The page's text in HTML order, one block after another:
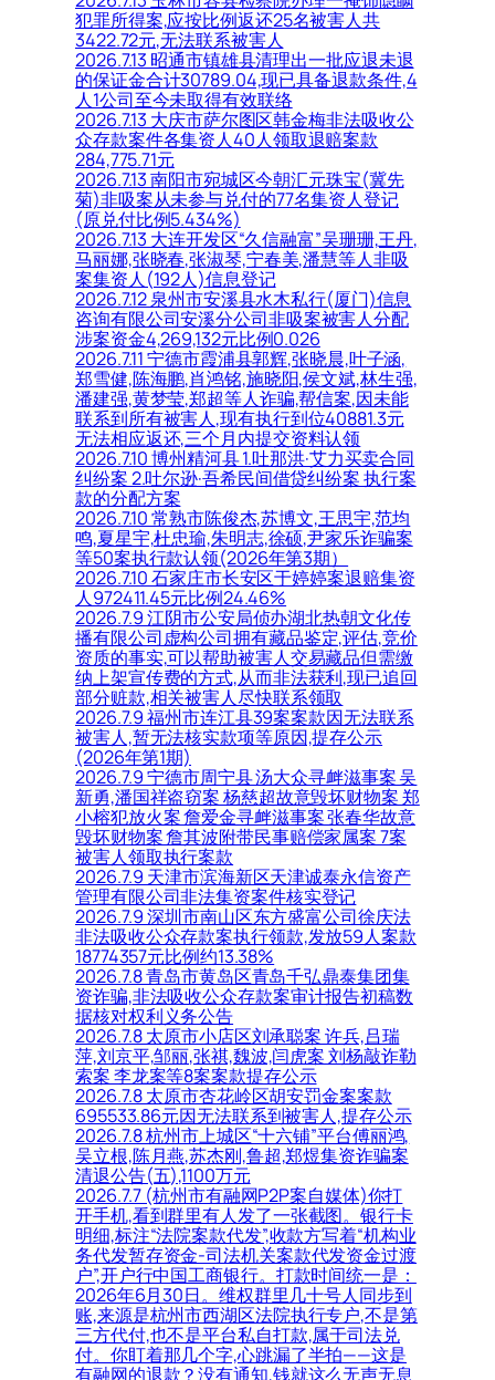
犯罪所得案,应按比例返还25名被害人共
3422.72元,无法联系被害人
2026.7.13 昭通市镇雄县清理出一批应退未退
的保证金合计30789.04,现已具备退款条件,4
人1公司至今未取得有效联络
2026.7.13 大庆市萨尔图区韩金梅非法吸收公
众存款案件各集资人40人领取退赔案款
284,775.71元
2026.7.13 南阳市宛城区今朝汇元珠宝(冀先
菊)非吸案从未参与兑付的77名集资人登记
(原兑付比例5.434%)
2026.7.13 大连开发区“久信融富”吴珊珊,王丹,
马丽娜,张晓春,张淑琴,宁春美,潘慧等人非吸
案集资人(192人)信息登记
2026.7.12 泉州市安溪县水木私行(厦门)信息
咨询有限公司安溪分公司非吸案被害人分配
涉案资金4,269,132元比例0.026
2026.7.11 宁德市霞浦县郭辉,张晓晨,叶子涵,
郑雪健,陈海鹏,肖鸿铭,施晓阳,侯文斌,林生强,
潘建强,黄梦莹,郑超等人诈骗,帮信案,因未能
联系到所有被害人,现有执行到位40881.3元
无法相应返还,三个月内提交资料认领
2026.7.10 博州精河县 1.吐那洪·艾力买卖合同
纠纷案 2.吐尔逊·吾希民间借贷纠纷案 执行案
款的分配方案
2026.7.10 常熟市陈俊杰,苏博文,王思宇,范均
鸣,夏星宇,杜忠瑜,朱明志,徐硕,尹家乐诈骗案
等50案执行款认领(2026年第3期）
2026.7.10 石家庄市长安区于婷婷案退赔集资
人972411.45元比例24.46%
2026.7.9 江阴市公安局侦办湖北热朝文化传
播有限公司虚构公司拥有藏品鉴定,评估,竞价
资质的事实,可以帮助被害人交易藏品但需缴
纳上架宣传费的方式,从而非法获利,现已追回
部分赃款,相关被害人尽快联系领取
2026.7.9 福州市连江县39案案款因无法联系
被害人,暂无法核实款项等原因,提存公示
(2026年第1期)
2026.7.9 宁德市周宁县 汤大众寻衅滋事案 吴
新勇,潘国祥盗窃案 杨慈超故意毁坏财物案 郑
小榕犯放火案 詹爱金寻衅滋事案 张春华故意
毁坏财物案 詹其波附带民事赔偿家属案 7案
被害人领取执行案款
2026.7.9 天津市滨海新区天津诚泰永信资产
管理有限公司非法集资案件核实登记
2026.7.9 深圳市南山区东方盛富公司徐庆法
非法吸收公众存款案执行领款,发放59人案款
18774357元比例约13.38%
2026.7.8 青岛市黄岛区青岛千弘鼎泰集团集
资诈骗,非法吸收公众存款案审计报告初稿数
据核对权利义务公告
2026.7.8 太原市小店区刘承聪案 许兵,吕瑞
萍,刘京平,邹丽,张祺,魏波,闫虎案 刘杨敲诈勒
索案 李龙案等8案案款提存公示
2026.7.8 太原市杏花岭区胡安罚金案案款
695533.86元因无法联系到被害人,提存公示
2026.7.8 杭州市上城区“十六铺”平台傅丽鸿,
吴立根,陈月燕,苏杰刚,鲁超,郑煜集资诈骗案
清退公告(五),1100万元
2026.7.7 (杭州市有融网P2P案自媒体)你打
开手机,看到群里有人发了一张截图。银行卡
明细,标注“法院案款代发”,收款方写着“机构业
务代发暂存资金-司法机关案款代发资金过渡
户”,开户行中国工商银行。打款时间统一是：
2026年6月30日。维权群里几十号人同步到
账,来源是杭州市西湖区法院执行专户,不是第
三方代付,也不是平台私自打款,属于司法兑
付。你盯着那几个字,心跳漏了半拍——这是
有融网的退款？没有通知,钱就这么无声无息